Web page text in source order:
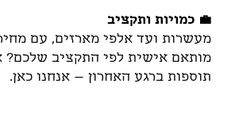
💼 כמויות ותקציב
מעשרות ועד אלפי מארזים, עם
מותאם אישית לפי התקציב שלכם?
תוספות ברגע האחרון – אנחנו כאן.